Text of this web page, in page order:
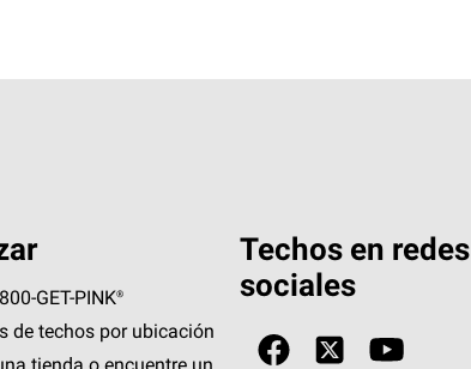
GET-PINK®
de techos por ubicación
Techos en redes
sociales